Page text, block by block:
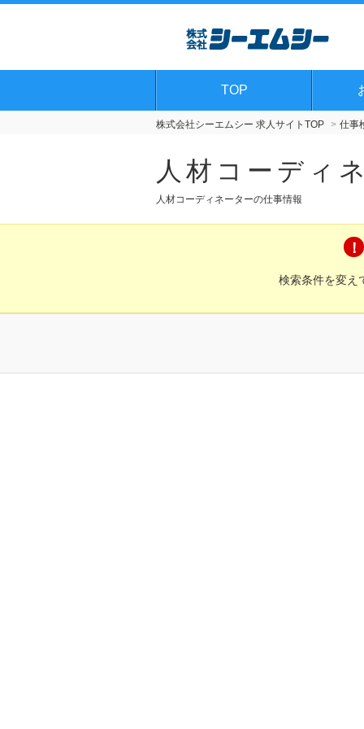
TOP
株式会社シーエムシー 求人サイトTOP 仕事
人材コーディ
人材コーディネーターの仕事情報
検索条件を変え